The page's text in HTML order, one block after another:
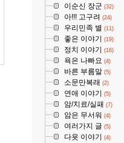
이순신 장군 (32)
아!!! 고구려 (24)
우리민족 별 (11)
좋은 이야기 (19)
정치 이야기 (16)
욕은 나빠요 (4)
바른 부름말 (5)
소문만복래 (2)
연애 이야기 (5)
암/치료/실패 (7)
암은 무서워 (4)
여러가지 글 (5)
다욧 이야기 (4)